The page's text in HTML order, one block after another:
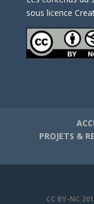
sous licence
PROJETS &
CC BY-NC